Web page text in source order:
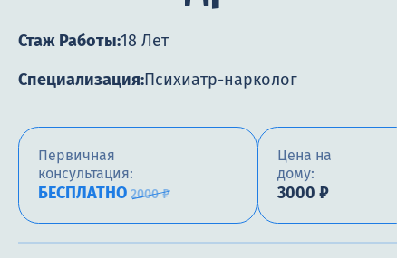
Стаж Работы:18 Лет
Специализация:Психиатр-нарколог
Первичная
консультация:
БЕСПЛАТНО 2000 ₽
Цена на
дому:
3000 ₽